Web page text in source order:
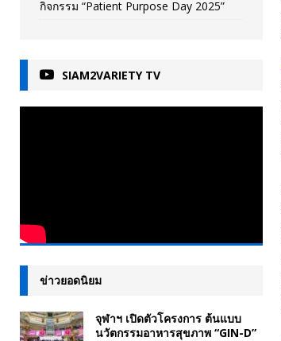
กิจกรรม “Patient Purpose Day 2025”
SIAM2VARIETY TV
ข่าวยอดนิยม
จุฬาฯ เปิดตัวโครงการ ต้นแบบ
นวัตกรรมอาหารสุขภาพ “GIN-D”